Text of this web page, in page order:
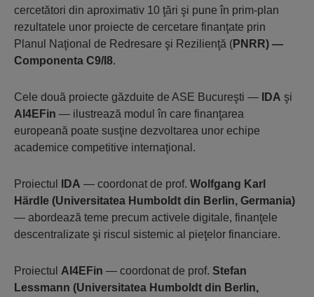
cercetători din aproximativ 10 ţări şi pune în prim-plan
rezultatele unor proiecte de cercetare finanţate prin
Planul Naţional de Redresare şi Rezilienţă (PNRR) —
Componenta C9/I8.
Cele două proiecte găzduite de ASE Bucureşti — IDA şi
AI4EFin — ilustrează modul în care finanţarea
europeană poate susţine dezvoltarea unor echipe
academice competitive internaţional.
Proiectul IDA — coordonat de prof. Wolfgang Karl
Härdle (Universitatea Humboldt din Berlin, Germania)
— abordează teme precum activele digitale, finanţele
descentralizate şi riscul sistemic al pieţelor financiare.
Proiectul AI4EFin — coordonat de prof. Stefan
Lessmann (Universitatea Humboldt din Berlin,